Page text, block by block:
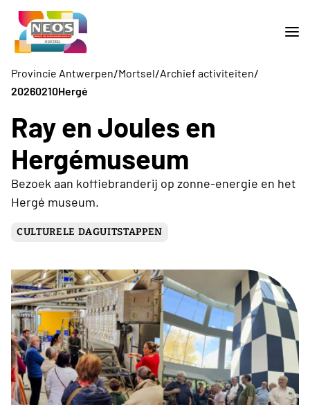
Provincie Antwerpen/Mortsel/Archief activiteiten/
20260210Hergé
Ray en Joules en
Hergémuseum
Bezoek aan koffiebranderij op zonne-energie en het
Hergé museum.
CULTURELE DAGUITSTAPPEN